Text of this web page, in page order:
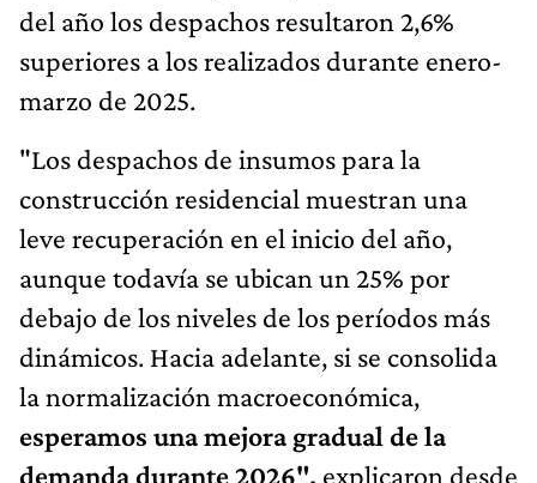
del año los despachos resultaron 2,6%
superiores a los realizados durante enero-
marzo de 2025.
"Los despachos de insumos para la
construcción residencial muestran una
leve recuperación en el inicio del año,
aunque todavía se ubican un 25% por
debajo de los niveles de los períodos más
dinámicos. Hacia adelante, si se consolida
la normalización macroeconómica,
esperamos una mejora gradual de la
demanda durante 2026", explicaron desde